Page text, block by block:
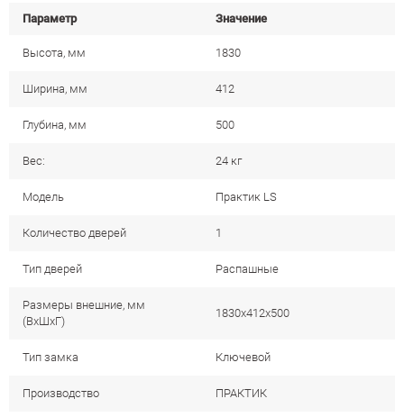
Параметр Значение
Высота, мм 1830
Ширина, мм 412
Глубина, мм 500
Вес: 24 кг
Модель Практик LS
Количество дверей 1
Тип дверей Распашные
Размеры внешние, мм
(ВхШхГ)
1830х412х500
Тип замка Ключевой
Производство ПРАКТИК